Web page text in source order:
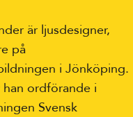
är ljusdesigner,
på
i Jönköping.
han ordförande i
Svensk